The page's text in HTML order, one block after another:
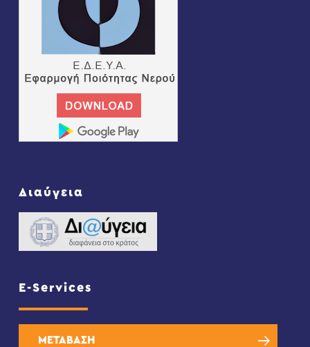
Διαύγεια
E-Services
ΜΕΤΑΒΑΣΗ